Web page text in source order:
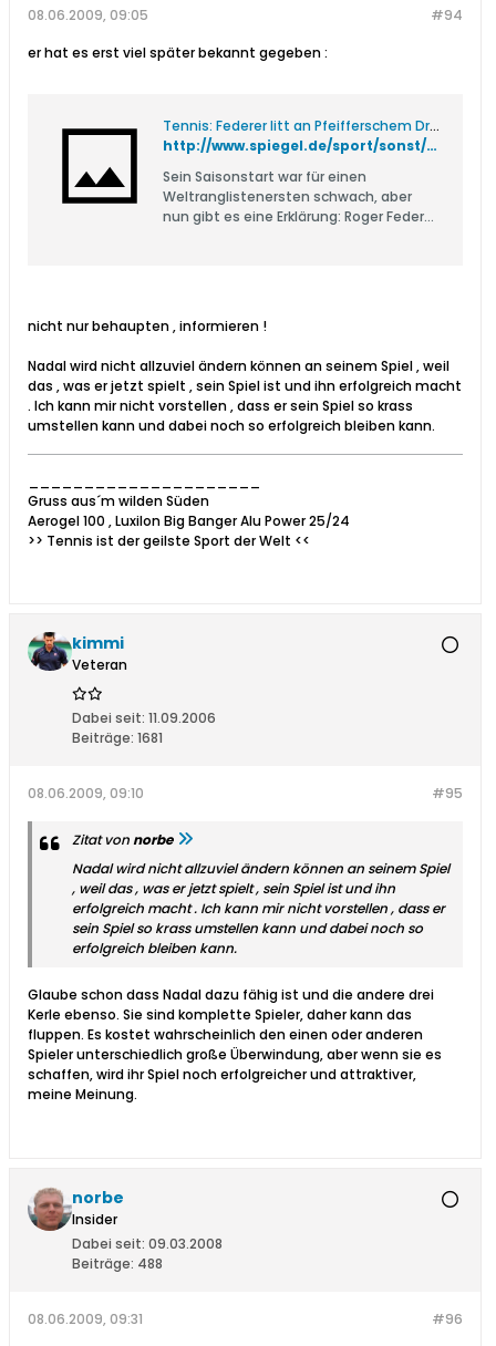
#94
08.06.2009, 09:05
er hat es erst viel später bekannt gegeben :
Tennis: Federer litt an Pfeifferschem Drüsenfieber
http://www.spiegel.de/sport/sonst/0,1518,540260,00.html
Sein Saisonstart war für einen
Weltranglistenersten schwach, aber
nun gibt es eine Erklärung: Roger Federer
nicht nur behaupten , informieren !
Nadal wird nicht allzuviel ändern können an seinem Spiel , weil
das , was er jetzt spielt , sein Spiel ist und ihn erfolgreich macht
. Ich kann mir nicht vorstellen , dass er sein Spiel so krass
umstellen kann und dabei noch so erfolgreich bleiben kann.
Gruss aus´m wilden Süden
Aerogel 100 , Luxilon Big Banger Alu Power 25/24
>> Tennis ist der geilste Sport der Welt <<
kimmi
Veteran
Dabei seit: 11.09.2006
Beiträge: 1681
#95
08.06.2009, 09:10
Zitat vonnorbe
Nadal wird nicht allzuviel ändern können an seinem Spiel
, weil das , was er jetzt spielt , sein Spiel ist und ihn
erfolgreich macht . Ich kann mir nicht vorstellen , dass er
sein Spiel so krass umstellen kann und dabei noch so
erfolgreich bleiben kann.
Glaube schon dass Nadal dazu fähig ist und die andere drei
Kerle ebenso. Sie sind komplette Spieler, daher kann das
fluppen. Es kostet wahrscheinlich den einen oder anderen
Spieler unterschiedlich große Überwindung, aber wenn sie es
schaffen, wird ihr Spiel noch erfolgreicher und attraktiver,
meine Meinung.
norbe
Insider
Dabei seit: 09.03.2008
Beiträge: 488
#96
08.06.2009, 09:31